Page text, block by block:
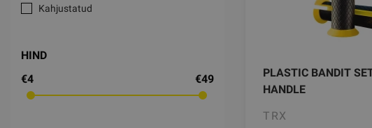
Kahjustatud
HIND
€4
€49
PLASTIC BANDIT
HANDLE
TRX